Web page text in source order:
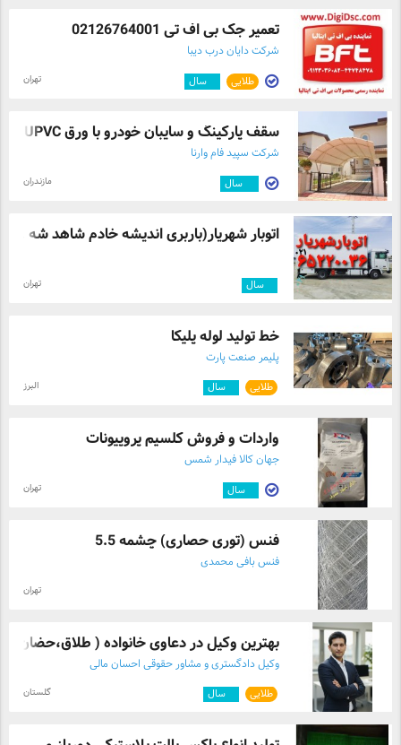
تعمیر جک بی اف تی 02126764001
شرکت دایان درب دیبا
طلایی سال تهران
سقف پارکینگ و سایبان خودرو با ورق UPVC و ...
شرکت سپید فام وارنا
سال مازندران
اتوبار شهریار(باربری اندیشه خادم شاهد شه ...
سال تهران
خط تولید لوله پلیکا
پلیمر صنعت پارت
طلایی سال البرز
واردات و فروش کلسیم پروپیونات
جهان کالا فیدار شمس
سال تهران
فنس (توری حصاری) چشمه 5.5
فنس بافی محمدی
تهران
بهترین وکیل در دعاوی خانواده ( طلاق،حضان ...
وکیل دادگستری و مشاور حقوقی احسان مالی
طلایی سال گلستان